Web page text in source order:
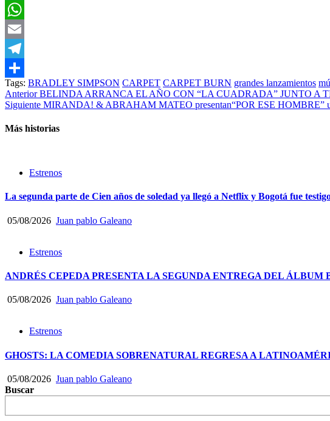
Facebook
WhatsApp
Email
Telegram
Compartir
Tags: BRADLEY SIMPSON CARPET CARPET BURN grandes lanzamientos
Post
navigation
AnteriorBELINDA ARRANCA EL AÑO CON “LA CUADRADA” JUNTO A
Siguiente MIRANDA! & ABRAHAM MATEO presentan“POR ESE HOMBRE”
Más historias
Estrenos
La segunda parte de Cien años de soledad ya llegó a Netflix y Bogotá fue
05/08/2026 Juan pablo Galeano
Estrenos
ANDRÉS CEPEDA PRESENTA LA SEGUNDA ENTREGA DEL ÁLBUM
05/08/2026 Juan pablo Galeano
Estrenos
GHOSTS: LA COMEDIA SOBRENATURAL REGRESA A
05/08/2026 Juan pablo Galeano
Buscar